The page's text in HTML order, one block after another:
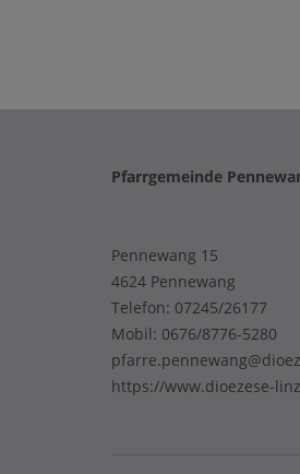
Pfarrgemeinde
Pennewang 15
4624 Pennewang
Telefon: 07245/26177
Mobil: 0676/8776-5280
https://www.dioezese-